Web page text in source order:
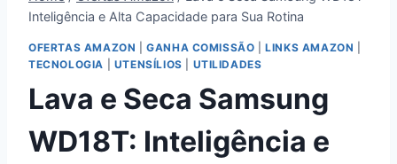
Inteligência e Alta Capacidade para Sua Rotina
OFERTAS AMAZON |GANHA COMISSÃO |LINKS AMAZON
TECNOLOGIA
UTENSÍLIOS UTILIDADES
Lava e Seca Samsung
WD18T: Inteligência e